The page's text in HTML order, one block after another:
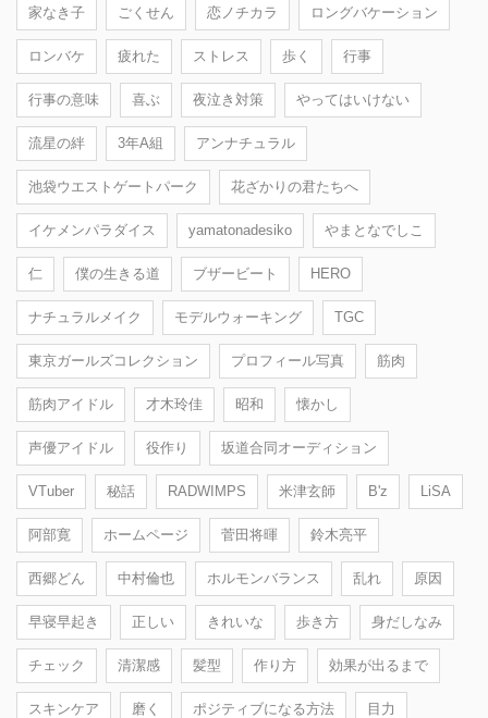
家なき子 ごくせん 恋ノチカラ ロングバケーション
ロンバケ 疲れた ストレス 歩く 行事
行事の意味 喜ぶ 夜泣き対策 やってはいけない
流星の絆 3年A組 アンナチュラル
池袋ウエストゲートパーク 花ざかりの君たちへ
イケメンパラダイス yamatonadesiko やまとなでしこ
仁 僕の生きる道 ブザービート HERO
ナチュラルメイク モデルウォーキング TGC
東京ガールズコレクション プロフィール写真 筋肉
筋肉アイドル 才木玲佳 昭和 懐かし
声優アイドル 役作り 坂道合同オーディション
VTuber 秘話 RADWIMPS 米津玄師 B'z LiSA
阿部寛 ホームページ 菅田将暉 鈴木亮平
西郷どん 中村倫也 ホルモンバランス 乱れ 原因
早寝早起き 正しい きれいな 歩き方 身だしなみ
チェック 清潔感 髪型 作り方 効果が出るまで
スキンケア 磨く ポジティブになる方法 目力